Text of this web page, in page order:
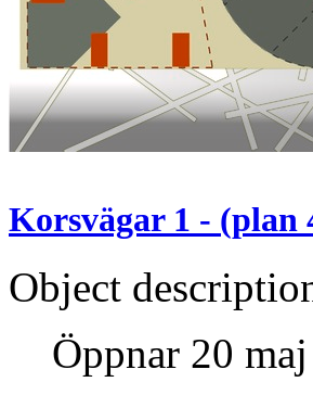
Korsvägar 1 - (plan
Object
Öppnar 20